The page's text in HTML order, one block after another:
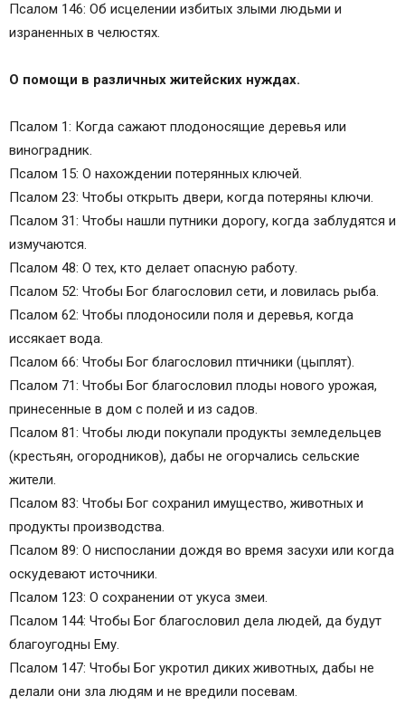
Псалом 146: Об исцелении избитых злыми людьми и
израненных в челюстях.
О помощи в различных житейских нуждах.
Псалом 1: Когда сажают плодоносящие деревья или
виноградник.
Псалом 15: О нахождении потерянных ключей.
Псалом 23: Чтобы открыть двери, когда потеряны ключи.
Псалом 31: Чтобы нашли путники дорогу, когда заблудятся и
измучаются.
Псалом 48: О тех, кто делает опасную работу.
Псалом 52: Чтобы Бог благословил сети, и ловилась рыба.
Псалом 62: Чтобы плодоносили поля и деревья, когда
иссякает вода.
Псалом 66: Чтобы Бог благословил птичники (цыплят).
Псалом 71: Чтобы Бог благословил плоды нового урожая,
принесенные в дом с полей и из садов.
Псалом 81: Чтобы люди покупали продукты земледельцев
(крестьян, огородников), дабы не огорчались сельские
жители.
Псалом 83: Чтобы Бог сохранил имущество, животных и
продукты производства.
Псалом 89: О ниспослании дождя во время засухи или когда
оскудевают источники.
Псалом 123: О сохранении от укуса змеи.
Псалом 144: Чтобы Бог благословил дела людей, да будут
благоугодны Ему.
Псалом 147: Чтобы Бог укротил диких животных, дабы не
делали они зла людям и не вредили посевам.